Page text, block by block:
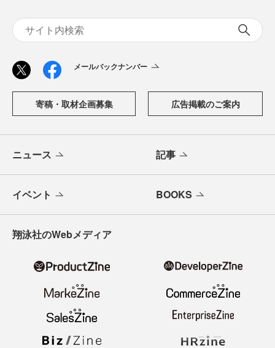
メールバックナンバー
寄稿・取材企画募集 広告掲載のご案内
ニュース 記事
イベント BOOKS
翔泳社のWebメディア